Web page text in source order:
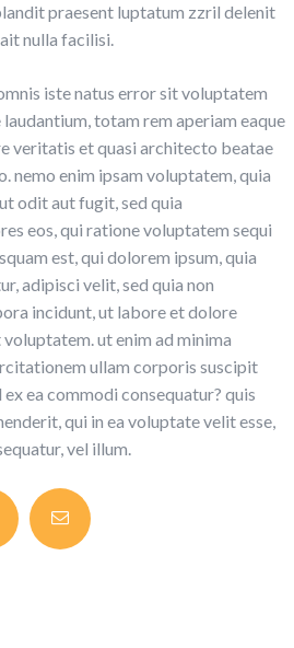
praesent luptatum zzril delenit
nulla facilisi.
iste natus error sit voluptatem
totam rem aperiam eaque
veritatis et quasi architecto beatae
nemo enim ipsam voluptatem, quia
odit aut fugit, sed quia
eos, qui ratione voluptatem sequi
est, qui dolorem ipsum, quia
adipisci velit, sed quia non
incidunt, ut labore et dolore
ut enim ad minima
ullam corporis suscipit
ea commodi consequatur? quis
qui in ea voluptate velit esse,
vel illum.